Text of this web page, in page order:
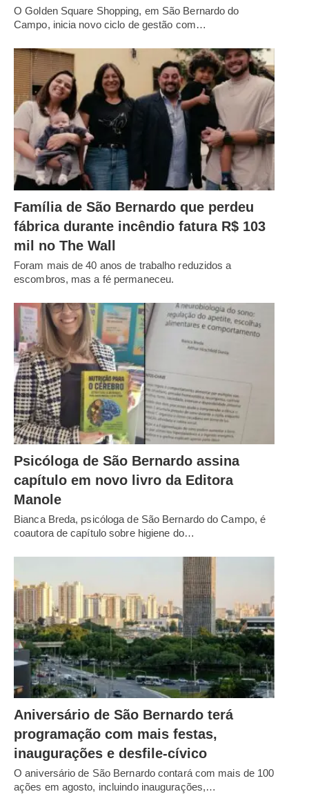
O Golden Square Shopping, em São Bernardo do
Campo, inicia novo ciclo de gestão com…
Família de São Bernardo que perdeu
fábrica durante incêndio fatura R$ 103
mil no The Wall
Foram mais de 40 anos de trabalho reduzidos a
escombros, mas a fé permaneceu.
Psicóloga de São Bernardo assina
capítulo em novo livro da Editora
Manole
Bianca Breda, psicóloga de São Bernardo do Campo, é
coautora de capítulo sobre higiene do…
Aniversário de São Bernardo terá
programação com mais festas,
inaugurações e desfile-cívico
O aniversário de São Bernardo contará com mais de 100
ações em agosto, incluindo inaugurações,…